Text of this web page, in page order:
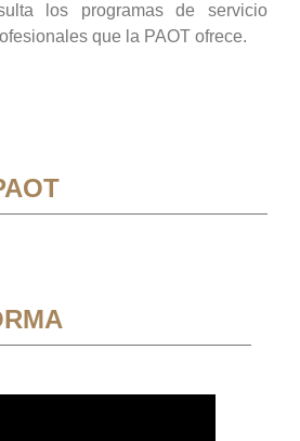
los programas de servicio
que la PAOT ofrece.